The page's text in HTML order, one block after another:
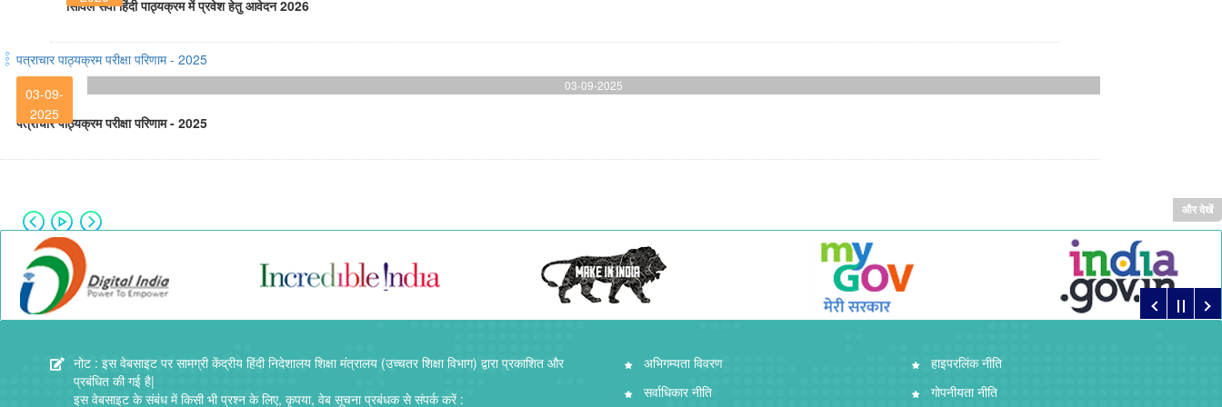
सिविल सेवा हिंदी पाठ्यक्रम में प्रवेश हेतु आवेदन 2026
पत्राचार पाठ्यक्रम परीक्षा परिणाम - 2025
03-09-
2025
03-09-2025
पत्राचार पाठ्यक्रम परीक्षा परिणाम - 2025
और देखें
नोट : इस वेबसाइट पर सामग्री केंद्रीय हिंदी निदेशालय शिक्षा मंत्रालय (उच्चतर शिक्षा विभाग) द्वारा प्रकाशित और
प्रबंधित की गई है|
इस वेबसाइट के संबंध में किसी भी प्रश्न के लिए, कृपया, वेब सूचना प्रबंधक से संपर्क करें :
अभिगम्यता विवरण
सर्वाधिकार नीति
हाइपरलिंक नीति
गोपनीयता नीति